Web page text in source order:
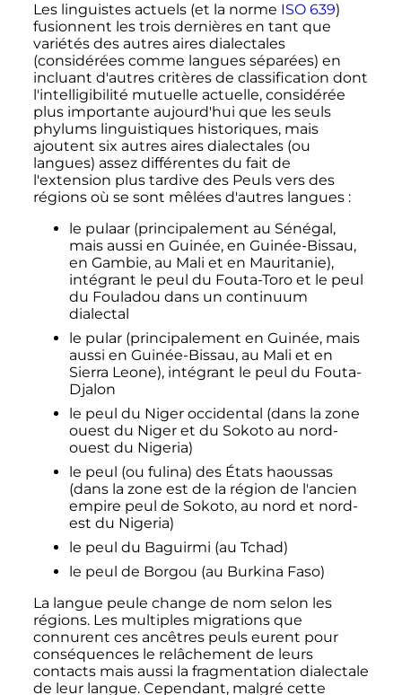
Les linguistes actuels (et la norme ISO 639)
fusionnent les trois dernières en tant que
variétés des autres aires dialectales
(considérées comme langues séparées) en
incluant d'autres critères de classification dont
l'intelligibilité mutuelle actuelle, considérée
plus importante aujourd'hui que les seuls
phylums linguistiques historiques, mais
ajoutent six autres aires dialectales (ou
langues) assez différentes du fait de
l'extension plus tardive des Peuls vers des
régions où se sont mêlées d'autres langues :
le pulaar (principalement au Sénégal,
mais aussi en Guinée, en Guinée-Bissau,
en Gambie, au Mali et en Mauritanie),
intégrant le peul du Fouta-Toro et le peul
du Fouladou dans un continuum
dialectal
le pular (principalement en Guinée, mais
aussi en Guinée-Bissau, au Mali et en
Sierra Leone), intégrant le peul du Fouta-
Djalon
le peul du Niger occidental (dans la zone
ouest du Niger et du Sokoto au nord-
ouest du Nigeria)
le peul (ou fulina) des États haoussas
(dans la zone est de la région de l'ancien
empire peul de Sokoto, au nord et nord-
est du Nigeria)
le peul du Baguirmi (au Tchad)
le peul de Borgou (au Burkina Faso)
La langue peule change de nom selon les
régions. Les multiples migrations que
connurent ces ancêtres peuls eurent pour
conséquences le relâchement de leurs
contacts mais aussi la fragmentation dialectale
de leur langue. Cependant, malgré cette